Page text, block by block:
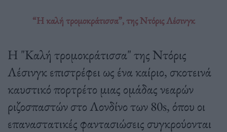
“Η καλή τρομοκράτισσα”, της Ντόρις Λέσινγκ
Η "Καλή τρομοκράτισσα" της Ντόρις
Λέσινγκ επιστρέφει ως ένα καίριο, σκοτεινά
καυστικό πορτρέτο μιας ομάδας νεαρών
ριζοσπαστών στο Λονδίνο των 80s, όπου οι
επαναστατικές φαντασιώσεις συγκρούονται